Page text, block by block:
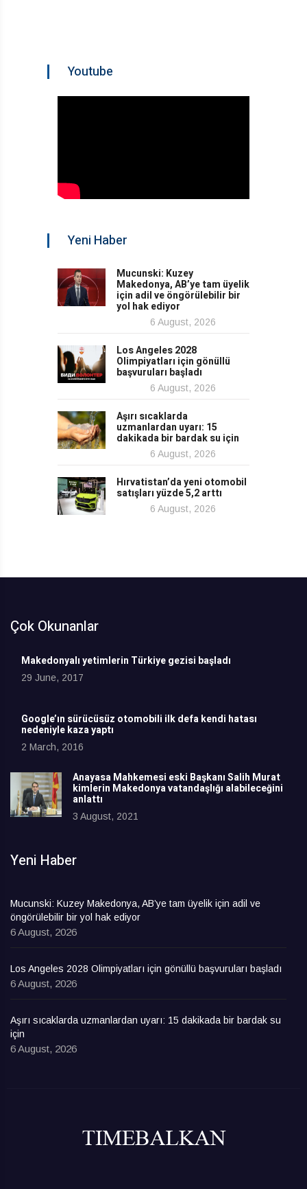
Youtube
Yeni Haber
Mucunski: Kuzey
Makedonya, AB’ye tam üyelik
için adil ve öngörülebilir bir
yol hak ediyor
6 August, 2026
Los Angeles 2028
Olimpiyatları için gönüllü
başvuruları başladı
6 August, 2026
Aşırı sıcaklarda
uzmanlardan uyarı: 15
dakikada bir bardak su için
6 August, 2026
Hırvatistan’da yeni otomobil
satışları yüzde 5,2 arttı
6 August, 2026
Çok Okunanlar
Makedonyalı yetimlerin Türkiye gezisi başladı
29 June, 2017
Google’ın sürücüsüz otomobili ilk defa kendi hatası
nedeniyle kaza yaptı
2 March, 2016
Anayasa Mahkemesi eski Başkanı Salih Murat
kimlerin Makedonya vatandaşlığı alabileceğini
anlattı
3 August, 2021
Yeni Haber
Mucunski: Kuzey Makedonya, AB’ye tam üyelik için adil ve
öngörülebilir bir yol hak ediyor
6 August, 2026
Los Angeles 2028 Olimpiyatları için gönüllü başvuruları başladı
6 August, 2026
Aşırı sıcaklarda uzmanlardan uyarı: 15 dakikada bir bardak su
için
6 August, 2026